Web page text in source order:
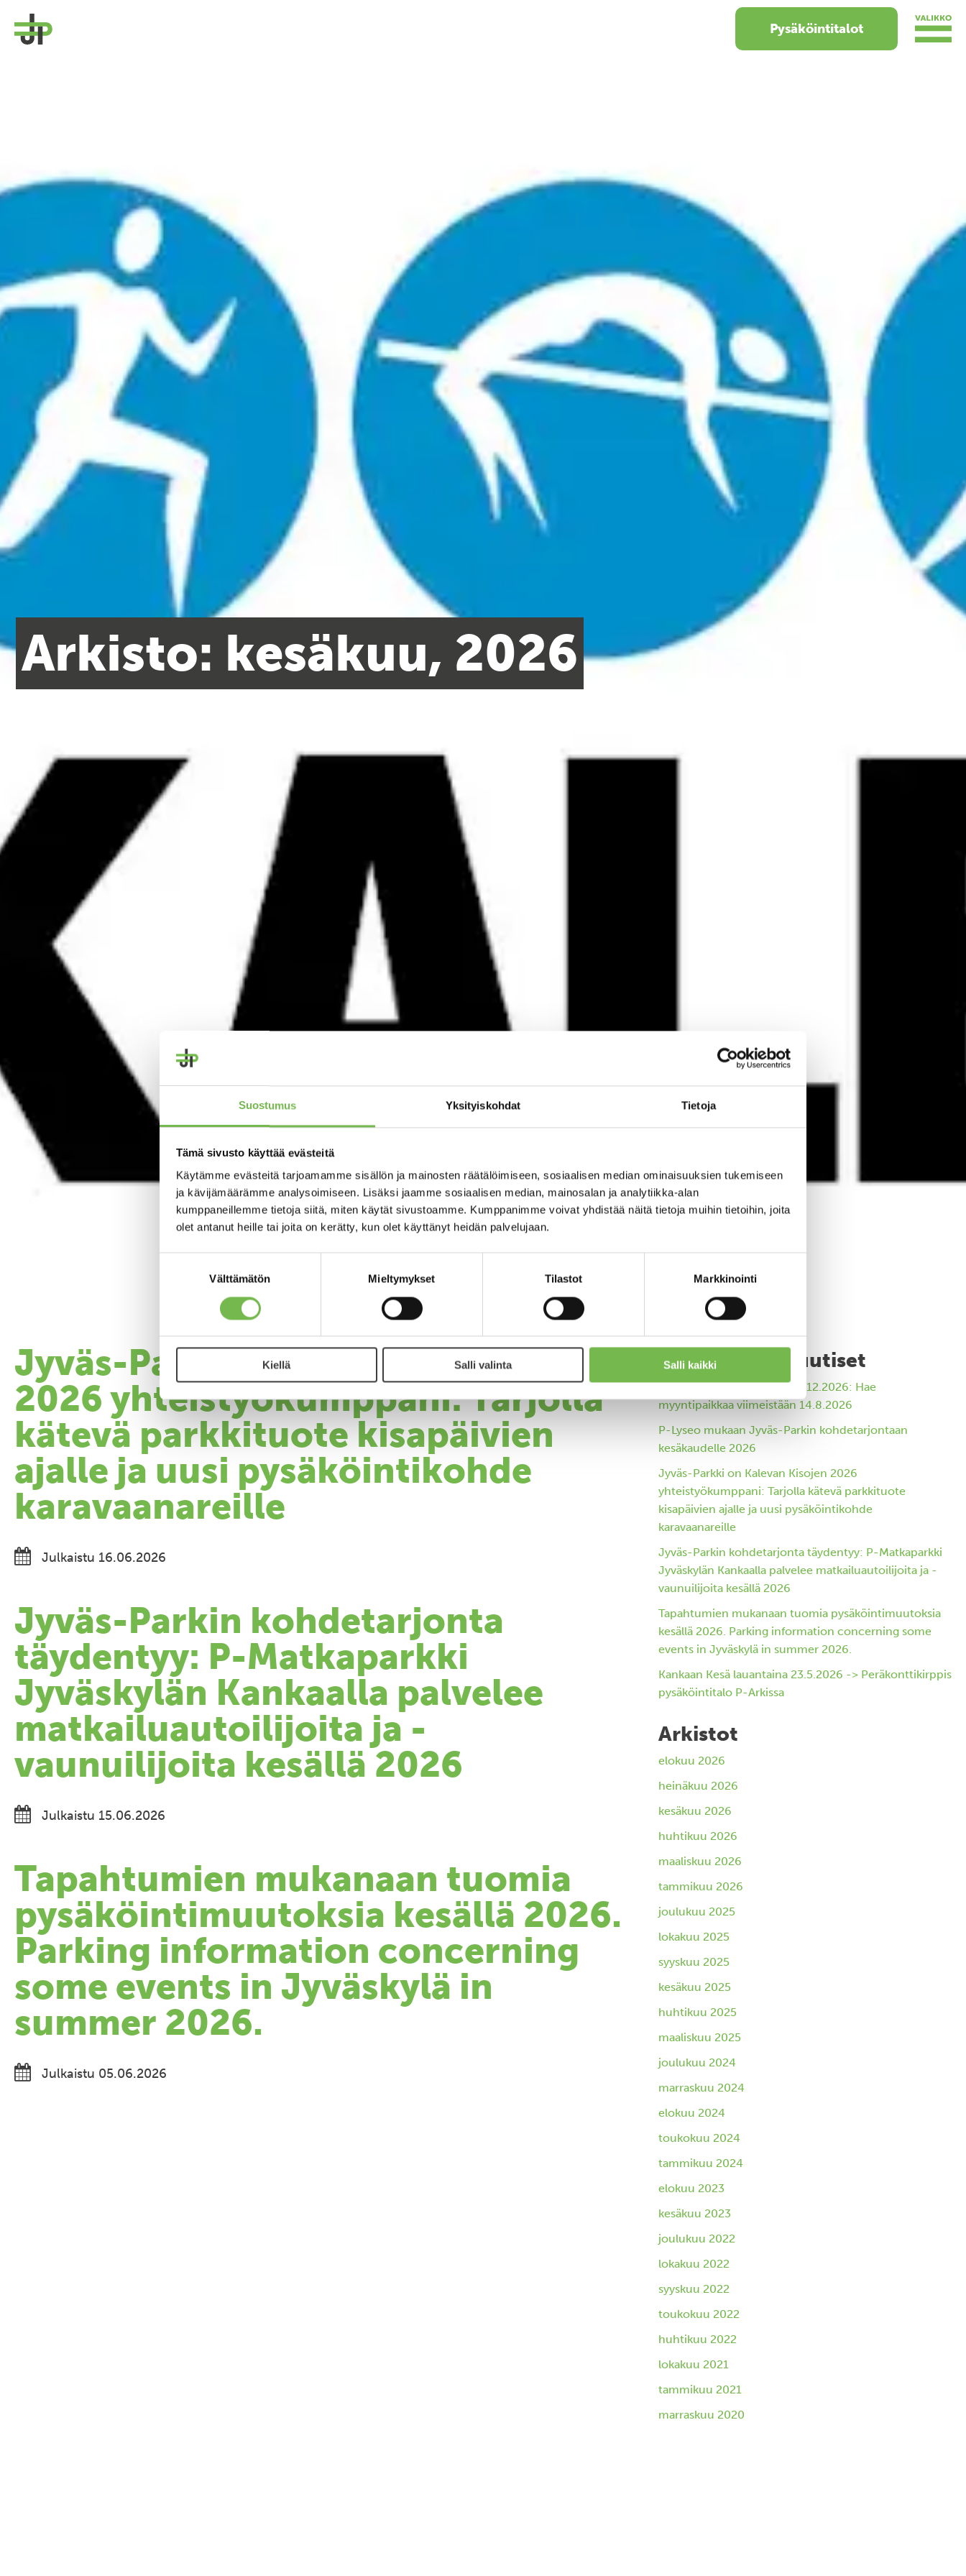
Suostumus Yksityiskohdat Tietoja
Tämä sivusto käyttää evästeitä
Käytämme evästeitä tarjoamamme sisällön ja mainosten räätälöimiseen, sosiaalisen median ominaisuuksien tukemiseen
ja kävijämäärämme analysoimiseen. Lisäksi jaamme sosiaalisen median, mainosalan ja analytiikka-alan
kumppaneillemme tietoja siitä, miten käytät sivustoamme. Kumppanimme voivat yhdistää näitä tietoja muihin tietoihin, joita
olet antanut heille tai joita on kerätty, kun olet käyttänyt heidän palvelujaan.
Välttämätön Mieltymykset Tilastot Markkinointi
Kiellä Salli valinta Salli kaikki
Pysäköintitalot
Arkisto: kesäkuu, 2026
Jyväs-Parkki on Kalevan Kisojen
2026 yhteistyökumppani: Tarjolla
kätevä parkkituote kisapäivien
ajalle ja uusi pysäköintikohde
karavaanareille
Julkaistu 16.06.2026
Jyväs-Parkin kohdetarjonta
täydentyy: P-Matkaparkki
Jyväskylän Kankaalla palvelee
matkailuautoilijoita ja -
vaunuilijoita kesällä 2026
Julkaistu 15.06.2026
Tapahtumien mukanaan tuomia
pysäköintimuutoksia kesällä 2026.
Parking information concerning
some events in Jyväskylä in
summer 2026.
Julkaistu 05.06.2026
Viimeisimmät uutiset
Jyväskylän Joulutori 11.-20.12.2026: Hae
myyntipaikkaa viimeistään 14.8.2026
P-Lyseo mukaan Jyväs-Parkin kohdetarjontaan
kesäkaudelle 2026
Jyväs-Parkki on Kalevan Kisojen 2026
yhteistyökumppani: Tarjolla kätevä parkkituote
kisapäivien ajalle ja uusi pysäköintikohde
karavaanareille
Jyväs-Parkin kohdetarjonta täydentyy: P-Matkaparkki
Jyväskylän Kankaalla palvelee matkailuautoilijoita ja -
vaunuilijoita kesällä 2026
Tapahtumien mukanaan tuomia pysäköintimuutoksia
kesällä 2026. Parking information concerning some
events in Jyväskylä in summer 2026.
Kankaan Kesä lauantaina 23.5.2026 -> Peräkonttikirppis
pysäköintitalo P-Arkissa
Arkistot
elokuu 2026
heinäkuu 2026
kesäkuu 2026
huhtikuu 2026
maaliskuu 2026
tammikuu 2026
joulukuu 2025
lokakuu 2025
syyskuu 2025
kesäkuu 2025
huhtikuu 2025
maaliskuu 2025
joulukuu 2024
marraskuu 2024
elokuu 2024
toukokuu 2024
tammikuu 2024
elokuu 2023
kesäkuu 2023
joulukuu 2022
lokakuu 2022
syyskuu 2022
toukokuu 2022
huhtikuu 2022
lokakuu 2021
tammikuu 2021
marraskuu 2020